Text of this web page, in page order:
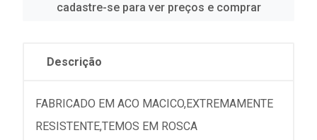
cadastre-se para ver preços e comprar
Descrição
FABRICADO EM ACO MACICO,EXTREMAMENTE
RESISTENTE,TEMOS EM ROSCA